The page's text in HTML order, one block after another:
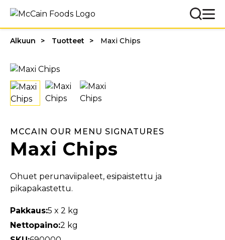
Alkuun Tuotteet Maxi Chips
MCCAIN OUR MENU SIGNATURES
Maxi Chips
Ohuet perunaviipaleet, esipaistettu ja
pikapakastettu.
Pakkaus:5 x 2 kg
Nettopaino:2 kg